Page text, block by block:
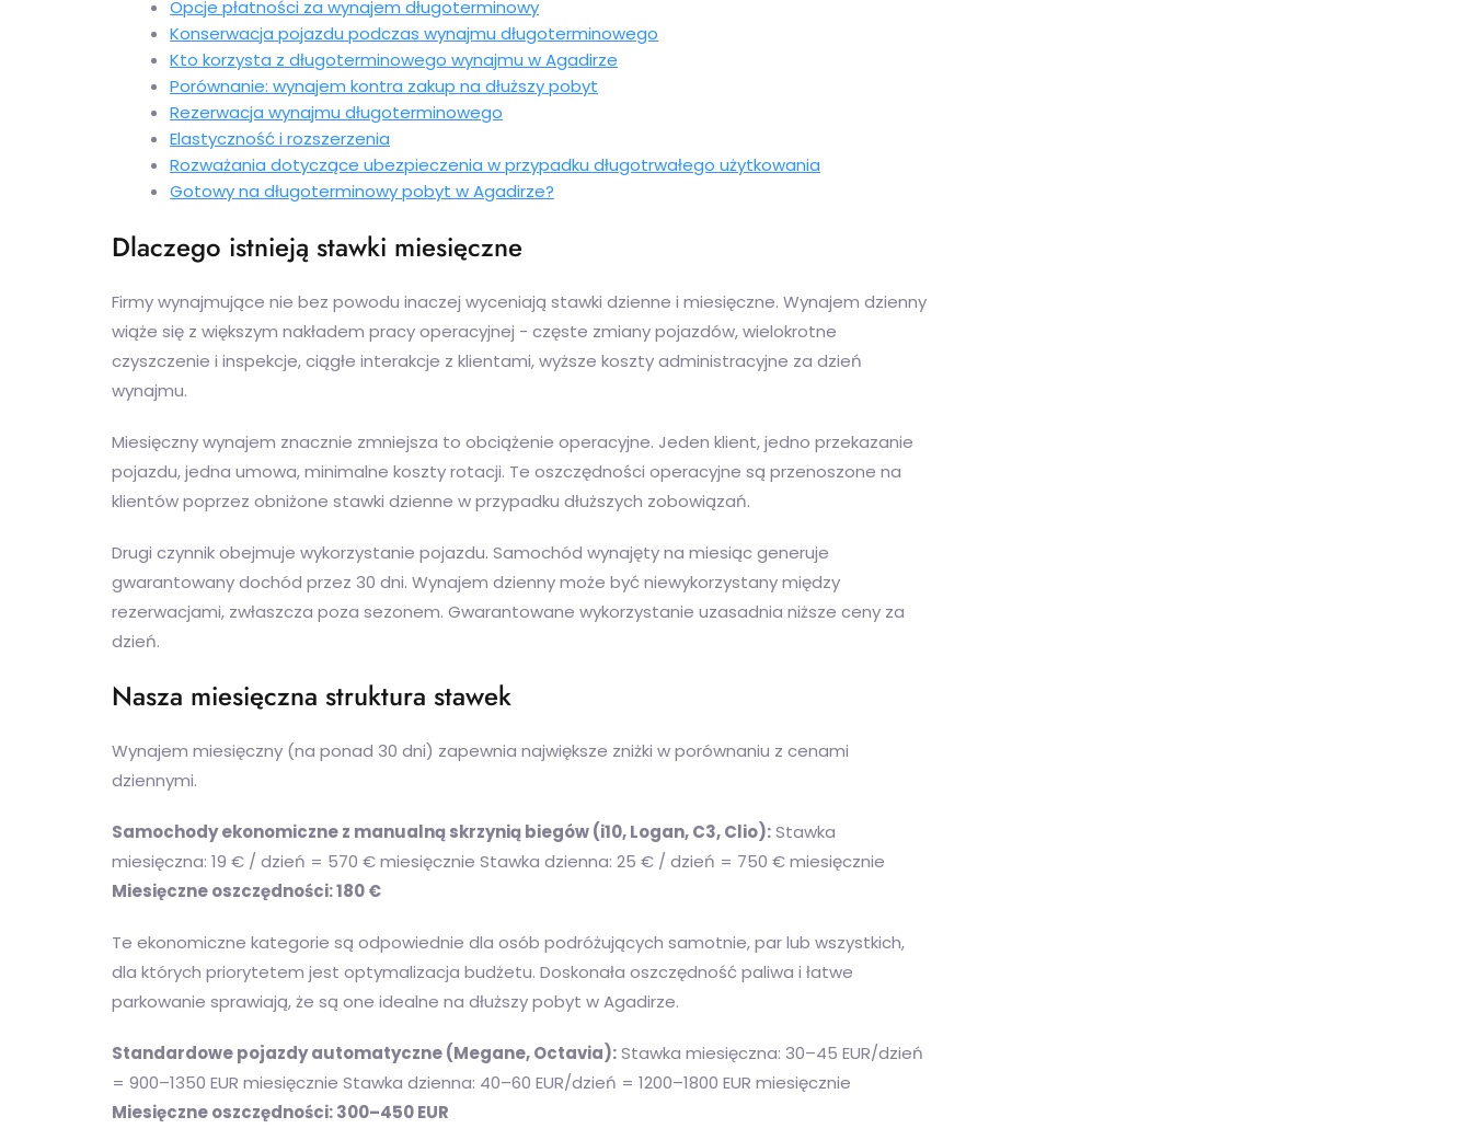
Opcje płatności za wynajem długoterminowy
Konserwacja pojazdu podczas wynajmu długoterminowego
Kto korzysta z długoterminowego wynajmu w Agadirze
Porównanie: wynajem kontra zakup na dłuższy pobyt
Rezerwacja wynajmu długoterminowego
Elastyczność i rozszerzenia
Rozważania dotyczące ubezpieczenia w przypadku długotrwałego użytkowania
Gotowy na długoterminowy pobyt w Agadirze?
Dlaczego istnieją stawki miesięczne
Firmy wynajmujące nie bez powodu inaczej wyceniają stawki dzienne i miesięczne. Wynajem dzienny
wiąże się z większym nakładem pracy operacyjnej - częste zmiany pojazdów, wielokrotne
czyszczenie i inspekcje, ciągłe interakcje z klientami, wyższe koszty administracyjne za dzień
wynajmu.
Miesięczny wynajem znacznie zmniejsza to obciążenie operacyjne. Jeden klient, jedno przekazanie
pojazdu, jedna umowa, minimalne koszty rotacji. Te oszczędności operacyjne są przenoszone na
klientów poprzez obniżone stawki dzienne w przypadku dłuższych zobowiązań.
Drugi czynnik obejmuje wykorzystanie pojazdu. Samochód wynajęty na miesiąc generuje
gwarantowany dochód przez 30 dni. Wynajem dzienny może być niewykorzystany między
rezerwacjami, zwłaszcza poza sezonem. Gwarantowane wykorzystanie uzasadnia niższe ceny za
dzień.
Nasza miesięczna struktura stawek
Wynajem miesięczny (na ponad 30 dni) zapewnia największe zniżki w porównaniu z cenami
dziennymi.
Samochody ekonomiczne z manualną skrzynią biegów (i10, Logan, C3, Clio):Stawka
miesięczna: 19 € / dzień = 570 € miesięcznie Stawka dzienna: 25 € / dzień = 750 € miesięcznie
Miesięczne oszczędności: 180 €
Te ekonomiczne kategorie są odpowiednie dla osób podróżujących samotnie, par lub wszystkich,
dla których priorytetem jest optymalizacja budżetu. Doskonała oszczędność paliwa i łatwe
parkowanie sprawiają, że są one idealne na dłuższy pobyt w Agadirze.
Standardowe pojazdy automatyczne (Megane, Octavia):Stawka miesięczna: 30–45 EUR/dzień
= 900–1350 EUR miesięcznie Stawka dzienna: 40–60 EUR/dzień = 1200–1800 EUR miesięcznie
Miesięczne oszczędności: 300–450 EUR